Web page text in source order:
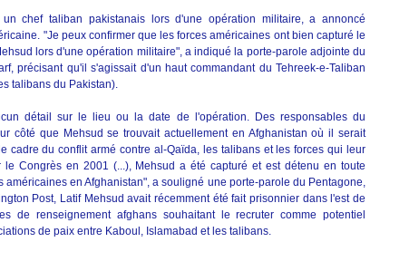
chef taliban pakistanais lors d'une opération militaire, a annoncé
"Je peux confirmer que les forces américaines ont bien capturé le
lors d'une opération militaire", a indiqué la porte-parole adjointe du
précisant qu'il s'agissait d'un haut commandant du Tehreek-e-Taliban
talibans du Pakistan).
détail sur le lieu ou la date de l'opération. Des responsables du
côté que Mehsud se trouvait actuellement en Afghanistan où il serait
cadre du conflit armé contre al-Qaïda, les talibans et les forces qui leur
le Congrès en 2001 (...), Mehsud a été capturé et est détenu en toute
américaines en Afghanistan", a souligné une porte-parole du Pentagone,
Post, Latif Mehsud avait récemment été fait prisonnier dans l'est de
de renseignement afghans souhaitant le recruter comme potentiel
de paix entre Kaboul, Islamabad et les talibans.